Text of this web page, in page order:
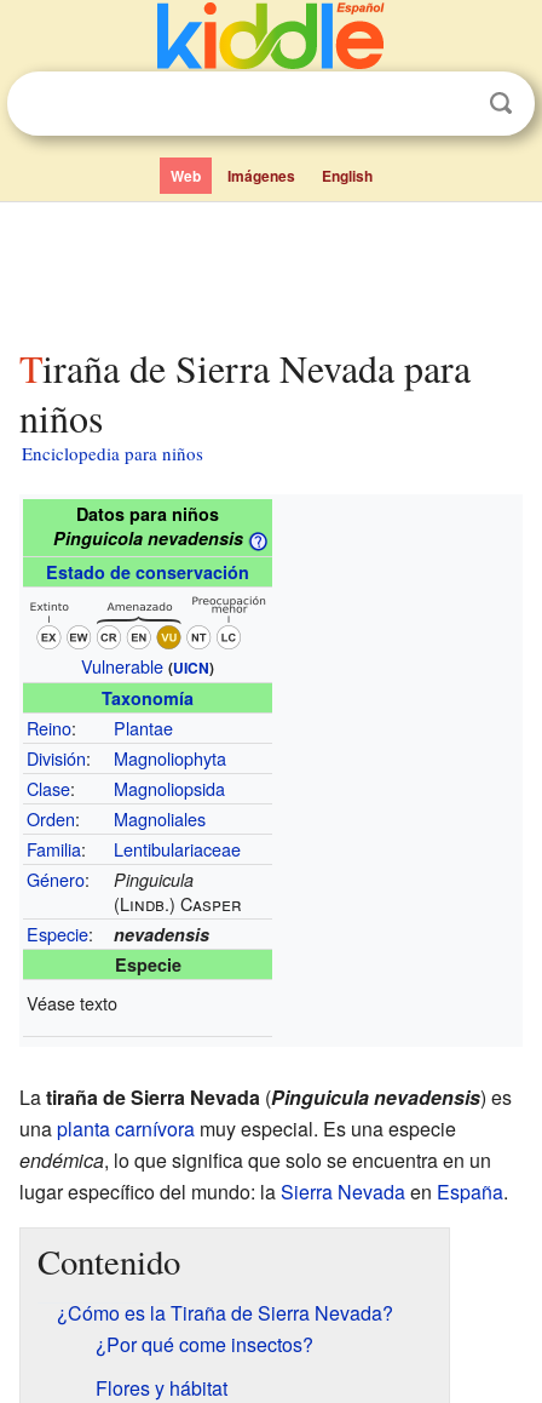
Web Imágenes English
Tiraña de Sierra Nevada para
niños
Enciclopedia para niños
Datos para niños
Pinguicola nevadensis
Estado de conservación
Vulnerable (UICN)
Taxonomía
Reino:
Plantae
División:
Magnoliophyta
Clase:
Magnoliopsida
Orden:
Magnoliales
Familia:
Lentibulariaceae
Género: Pinguicula
(Lindb.) Casper
Especie:
nevadensis
Especie
Véase texto
Latiraña de Sierra Nevada (Pinguicula nevadensis) es
unaplanta carnívora muy especial. Es una especie
endémica, lo que significa que solo se encuentra en un
lugar específico del mundo: laSierra Nevadaen España.
Contenido
¿Cómo es la Tiraña de Sierra Nevada?
¿Por qué come insectos?
Flores y hábitat